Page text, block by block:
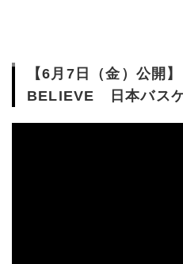
【6月7日（金）公開】
BELIEVE 日本バス